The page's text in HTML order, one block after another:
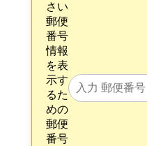
さい
郵便
番号
情報
を表
示す
るた
めの
郵便
番号